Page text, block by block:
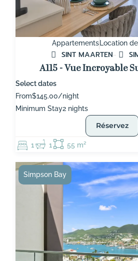
Appartements Location
SINT MAARTEN
A115 - Vue Incroyable
Select dates
From$145.00/night
Minimum Stay2 nights
Réservez
1 1 55 m²
Simpson Bay